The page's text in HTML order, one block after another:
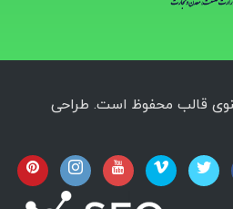
قالب محفوظ است. طراحی